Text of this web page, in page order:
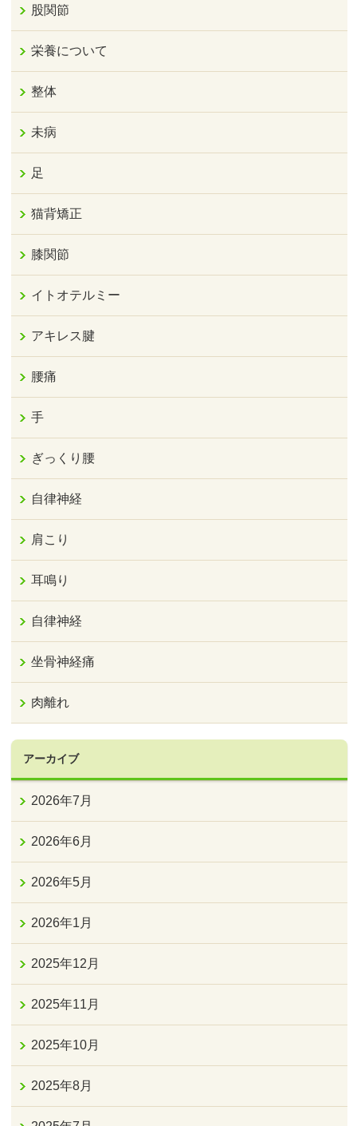
股関節
栄養について
整体
未病
足
猫背矯正
膝関節
イトオテルミー
アキレス腱
腰痛
手
ぎっくり腰
自律神経
肩こり
耳鳴り
自律神経
坐骨神経痛
肉離れ
アーカイブ
2026年7月
2026年6月
2026年5月
2026年1月
2025年12月
2025年11月
2025年10月
2025年8月